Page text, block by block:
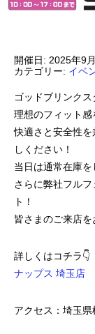
開催日: 2025年9
カテゴリー: イベ
ゴッドブリンクス
理想のフィット感
快適さと安全性
しください！
当日は通常在庫を
さらに弊社フル
ト！
皆さまのご来店を
詳しくはコチラ👇
ナップス 埼玉店
アクセス：埼玉